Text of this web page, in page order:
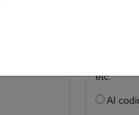
or row